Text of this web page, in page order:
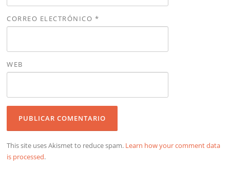
CORREO ELECTRÓNICO *
WEB
This site uses Akismet to reduce spam. Learn how your comment data
is processed.